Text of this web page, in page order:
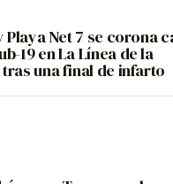
Playa Net 7 se corona
19 en La Línea de la
una final de infarto